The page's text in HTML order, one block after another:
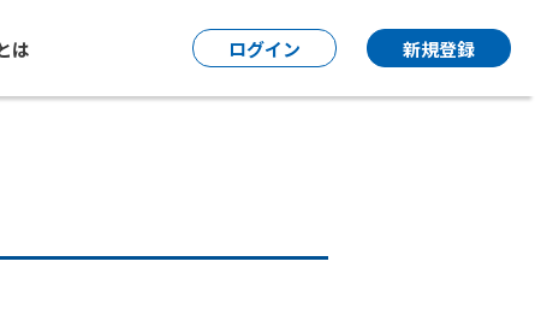
は ログイン 新規登録